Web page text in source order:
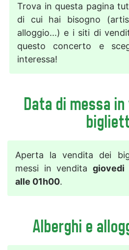
Trova in questa pagina
di cui hai bisogno
alloggio...) e i siti di
questo concerto e
interessa!
Data di messa
Aperta la vendita dei
messi in vendita giovedi
alle 01h00.
Alberghi e